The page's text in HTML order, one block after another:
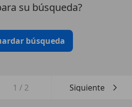
su búsqueda?
búsqueda
1 / 2 Siguiente